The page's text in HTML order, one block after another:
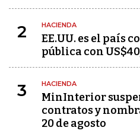
2 HACIENDA
EE.UU. es el país
pública con
3 HACIENDA
MinInterior
contratos y
20 de agosto